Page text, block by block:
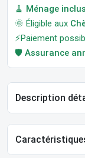
🧹 Ménage inclus
🌞 Éligible aux
⚡Paiement
🛡️ Assurance
Description